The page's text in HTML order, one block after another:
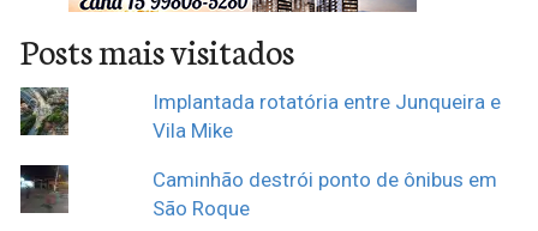
Posts mais visitados
Implantada rotatória entre Junqueira e
Vila Mike
Caminhão destrói ponto de ônibus em
São Roque